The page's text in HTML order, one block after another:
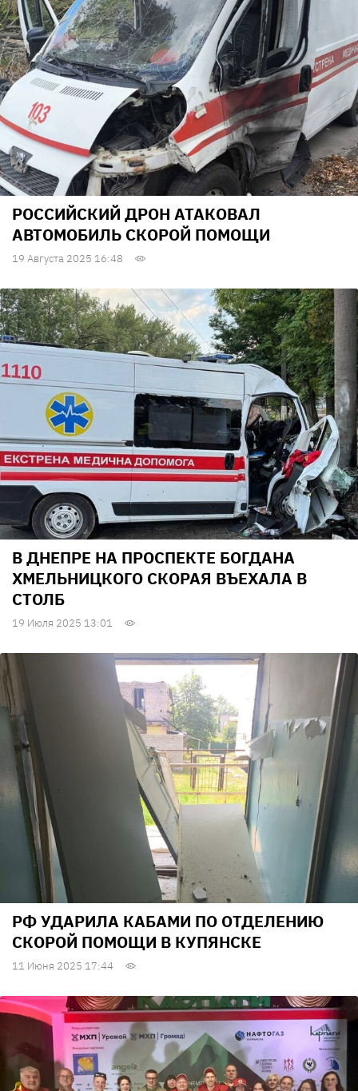
РОССИЙСКИЙ ДРОН АТАКОВАЛ
АВТОМОБИЛЬ СКОРОЙ ПОМОЩИ
19 Августа 2025 16:48
В ДНЕПРЕ НА ПРОСПЕКТЕ БОГДАНА
ХМЕЛЬНИЦКОГО СКОРАЯ ВЪЕХАЛА В
СТОЛБ
19 Июля 2025 13:01
РФ УДАРИЛА КАБАМИ ПО ОТДЕЛЕНИЮ
СКОРОЙ ПОМОЩИ В КУПЯНСКЕ
11 Июня 2025 17:44